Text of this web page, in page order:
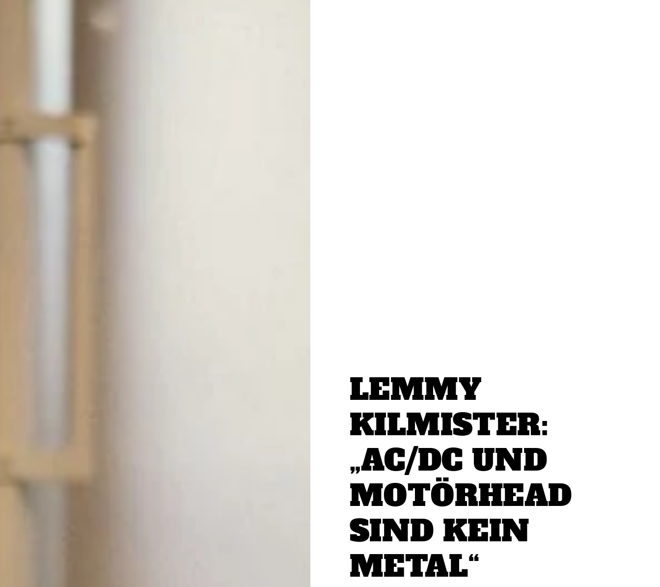
LEMMY
KILMISTER:
„AC/DC UND
MOTÖRHEAD
SIND KEIN
METAL“